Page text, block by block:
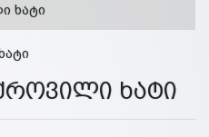
ხატი
ხატი